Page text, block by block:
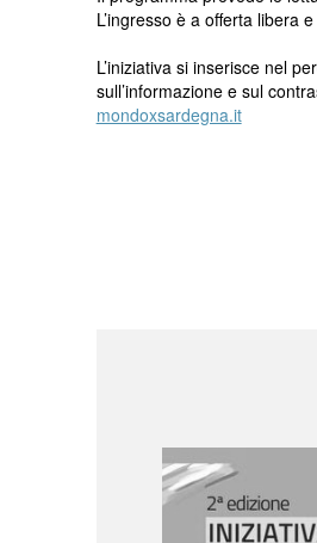
L’ingresso è a offerta libera
L’iniziativa si inserisce nel
sull’informazione e sul
mondoxsardegna.it